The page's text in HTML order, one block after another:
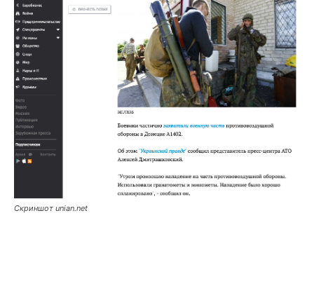
Скриншот unian.net